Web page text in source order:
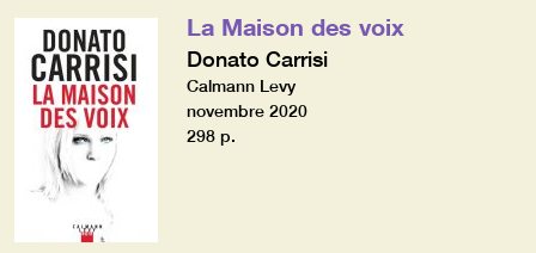
La Maison des voix
Donato Carrisi
Calmann Levy
novembre 2020
298 p.